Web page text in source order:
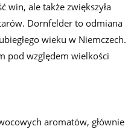
win, ale także zwiększyła
Dornfelder to odmiana
wieku w Niemczech.
pod względem wielkości
aromatów, głównie